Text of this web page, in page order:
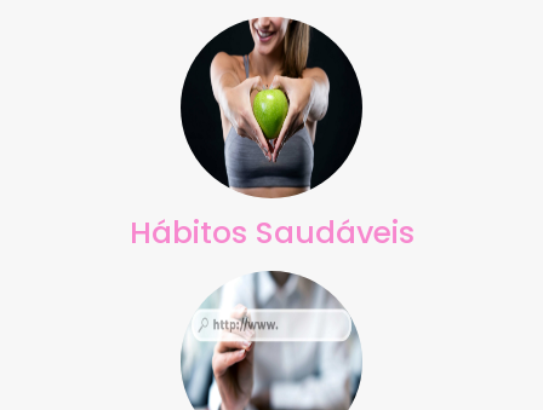
Hábitos Saudáveis